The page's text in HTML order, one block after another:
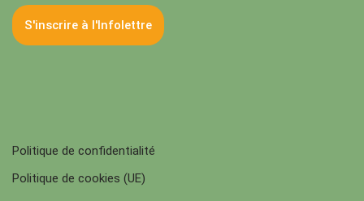
Politique de confidentialité
Politique de cookies (UE)